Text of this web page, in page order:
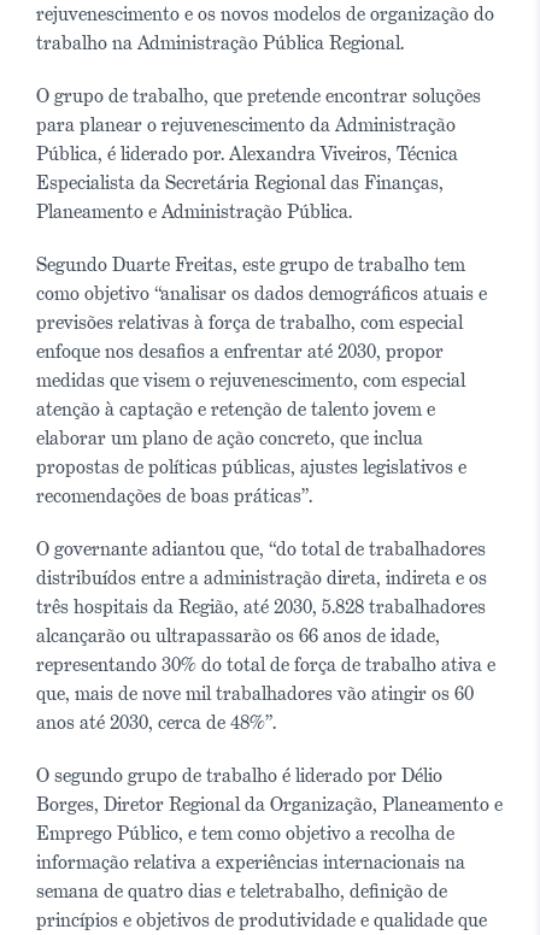
rejuvenescimento e os novos modelos de organização do
trabalho na Administração Pública Regional.
O grupo de trabalho, que pretende encontrar soluções
para planear o rejuvenescimento da Administração
Pública, é liderado por. Alexandra Viveiros, Técnica
Especialista da Secretária Regional das Finanças,
Planeamento e Administração Pública.
Segundo Duarte Freitas, este grupo de trabalho tem
como objetivo “analisar os dados demográficos atuais e
previsões relativas à força de trabalho, com especial
enfoque nos desafios a enfrentar até 2030, propor
medidas que visem o rejuvenescimento, com especial
atenção à captação e retenção de talento jovem e
elaborar um plano de ação concreto, que inclua
propostas de políticas públicas, ajustes legislativos e
recomendações de boas práticas”.
O governante adiantou que, “do total de trabalhadores
distribuídos entre a administração direta, indireta e os
três hospitais da Região, até 2030, 5.828 trabalhadores
alcançarão ou ultrapassarão os 66 anos de idade,
representando 30% do total de força de trabalho ativa e
que, mais de nove mil trabalhadores vão atingir os 60
anos até 2030, cerca de 48%”.
O segundo grupo de trabalho é liderado por Délio
Borges, Diretor Regional da Organização, Planeamento e
Emprego Público, e tem como objetivo a recolha de
informação relativa a experiências internacionais na
semana de quatro dias e teletrabalho, definição de
princípios e objetivos de produtividade e qualidade que